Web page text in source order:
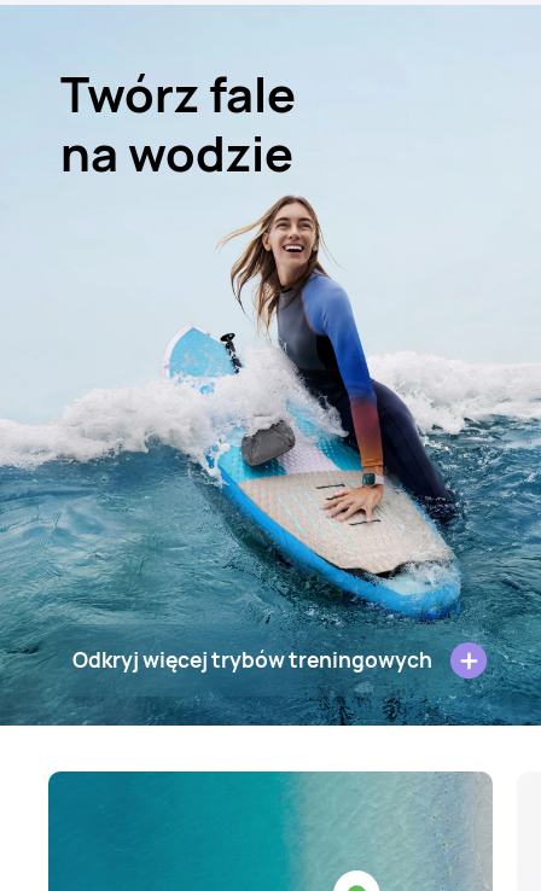
Twórz fale
na wodzie
Odkryj więcej trybów treningowych